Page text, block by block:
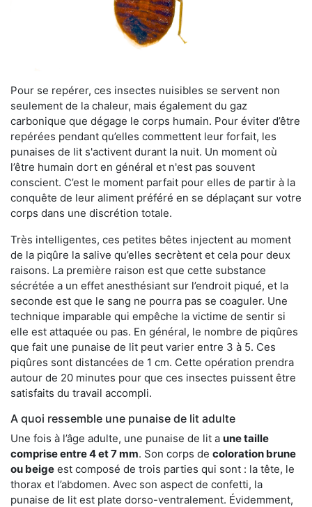
Pour se repérer, ces insectes nuisibles se servent non
seulement de la chaleur, mais également du gaz
carbonique que dégage le corps humain. Pour éviter d’être
repérées pendant qu’elles commettent leur forfait, les
punaises de lit s'activent durant la nuit. Un moment où
l’être humain dort en général et n'est pas souvent
conscient. C’est le moment parfait pour elles de partir à la
conquête de leur aliment préféré en se déplaçant sur votre
corps dans une discrétion totale.
Très intelligentes, ces petites bêtes injectent au moment
de la piqûre la salive qu’elles secrètent et cela pour deux
raisons. La première raison est que cette substance
sécrétée a un effet anesthésiant sur l’endroit piqué, et la
seconde est que le sang ne pourra pas se coaguler. Une
technique imparable qui empêche la victime de sentir si
elle est attaquée ou pas. En général, le nombre de piqûres
que fait une punaise de lit peut varier entre 3 à 5. Ces
piqûres sont distancées de 1 cm. Cette opération prendra
autour de 20 minutes pour que ces insectes puissent être
satisfaits du travail accompli.
A quoi ressemble une punaise de lit adulte
Une fois à l’âge adulte, une punaise de lit a une taille
comprise entre 4 et 7 mm. Son corps de coloration brune
ou beige est composé de trois parties qui sont : la tête, le
thorax et l’abdomen. Avec son aspect de confetti, la
punaise de lit est plate dorso-ventralement. Évidemment,